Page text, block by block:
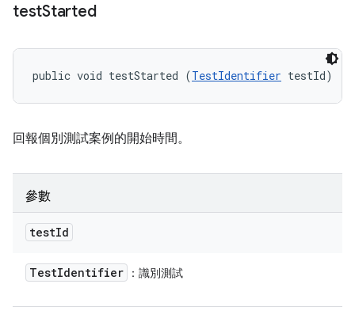
testStarted
public void testStarted (TestIdentifier testId)
回報個別測試案例的開始時間。
參數
testId
TestIdentifier ：識別測試